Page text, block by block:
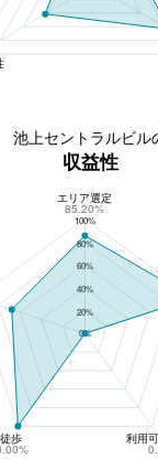
池上セントラルビル
収益性
池上セントラルビルの収益性
100%
80%
60%
40%
20%
0%
エリア選定
85.20%
歩 利用